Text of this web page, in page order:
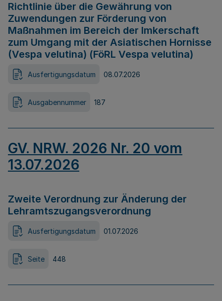
Richtlinie über die Gewährung von
Zuwendungen zur Förderung von
Maßnahmen im Bereich der Imkerschaft
zum Umgang mit der Asiatischen Hornisse
(Vespa velutina) (FöRL Vespa velutina)
Ausfertigungsdatum 08.07.2026
Ausgabennummer 187
GV. NRW. 2026 Nr. 20 vom
13.07.2026
Zweite Verordnung zur Änderung der
Lehramtszugangsverordnung
Ausfertigungsdatum 01.07.2026
Seite 448